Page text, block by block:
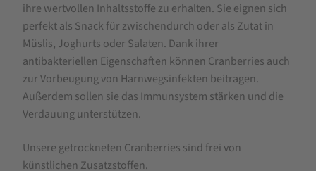
ihre wertvollen Inhaltsstoffe zu erhalten. Sie eignen sich
perfekt als Snack für zwischendurch oder als Zutat in
Müslis, Joghurts oder Salaten. Dank ihrer
antibakteriellen Eigenschaften können Cranberries auch
zur Vorbeugung von Harnwegsinfekten beitragen.
Außerdem sollen sie das Immunsystem stärken und die
Verdauung unterstützen.
Unsere getrockneten Cranberries sind frei von
künstlichen Zusatzstoffen.